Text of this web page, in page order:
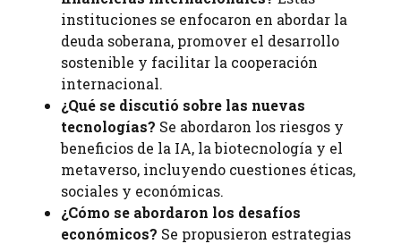
instituciones se enfocaron en abordar la
deuda soberana, promover el desarrollo
sostenible y facilitar la cooperación
internacional.
¿Qué se discutió sobre las nuevas
tecnologías? Se abordaron los riesgos y
beneficios de la IA, la biotecnología y el
metaverso, incluyendo cuestiones éticas,
sociales y económicas.
¿Cómo se abordaron los desafíos
económicos? Se propusieron estrategias